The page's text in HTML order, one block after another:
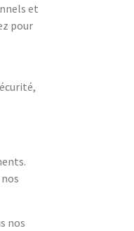
et
pour
nos